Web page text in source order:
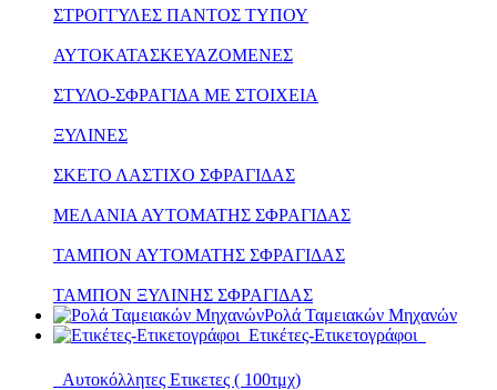
ΣΤΡΟΓΓΥΛΕΣ ΠΑΝΤΟΣ ΤΥΠΟΥ
ΑΥΤΟΚΑΤΑΣΚΕΥΑΖΟΜΕΝΕΣ
ΣΤΥΛΟ-ΣΦΡΑΓΙΔΑ ΜΕ ΣΤΟΙΧΕΙΑ
ΞΥΛΙΝΕΣ
ΣΚΕΤΟ ΛΑΣΤΙΧΟ ΣΦΡΑΓΙΔΑΣ
ΜΕΛΑΝΙΑ ΑΥΤΟΜΑΤΗΣ ΣΦΡΑΓΙΔΑΣ
ΤΑΜΠΟΝ ΑΥΤΟΜΑΤΗΣ ΣΦΡΑΓΙΔΑΣ
ΤΑΜΠΟΝ ΞΥΛΙΝΗΣ ΣΦΡΑΓΙΔΑΣ
Ρολά Ταμειακών Μηχανών
Ετικέτες-Ετικετογράφοι
Αυτοκόλλητες Ετικετες ( 100τμχ)